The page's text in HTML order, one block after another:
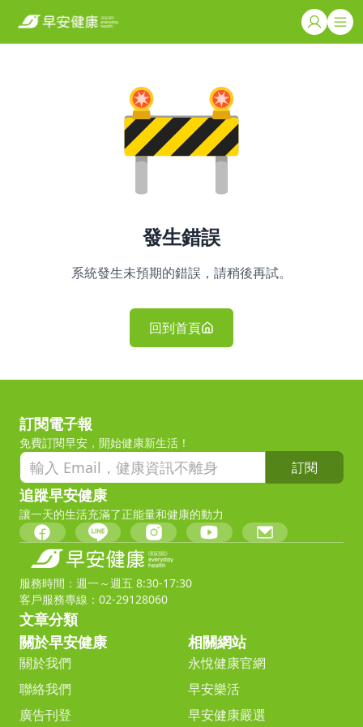
發生錯誤
系統發生未預期的錯誤，請稍後再試。
回到首頁
訂閱電子報
免費訂閱早安，開始健康新生活！
訂閱
追蹤早安健康
讓一天的生活充滿了正能量和健康的動力
服務時間：週一～週五 8:30-17:30
客戶服務專線：02-29128060
文章分類
關於早安健康
關於我們
聯絡我們
廣告刊登
相關網站
永悅健康官網
早安樂活
早安健康嚴選